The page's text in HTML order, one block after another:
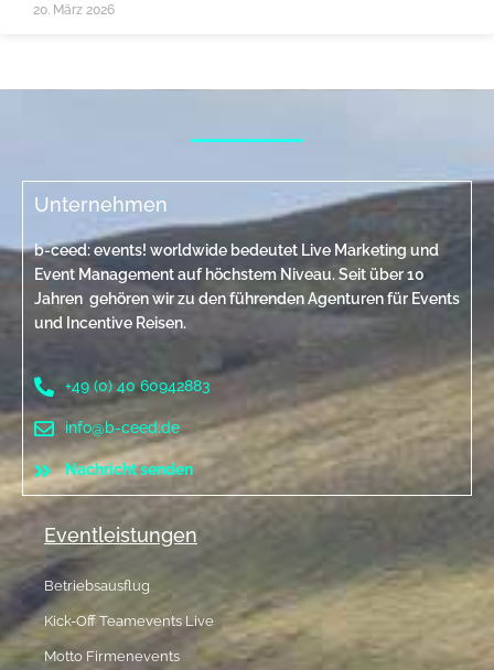
20. März 2026
Unternehmen
b-ceed: events! worldwide bedeutet Live Marketing und
Event Management auf höchstem Niveau. Seit über 10
Jahren gehören wir zu den führenden Agenturen für Events
und Incentive Reisen.
+49 (0) 40 60942883
info@b-ceed.de
Nachricht senden
Eventleistungen
Betriebsausflug
Kick-Off Teamevents Live
Motto Firmenevents